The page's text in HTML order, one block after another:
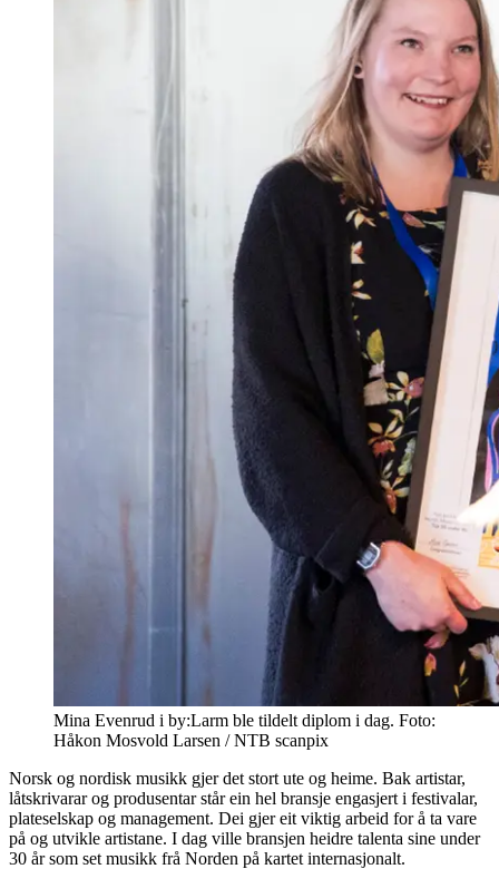
Mina Evenrud i by:Larm ble tildelt diplom i dag. Foto:
Håkon Mosvold Larsen / NTB scanpix
Norsk og nordisk musikk gjer det stort ute og heime. Bak artistar,
låtskrivarar og produsentar står ein hel bransje engasjert i festivalar,
plateselskap og management. Dei gjer eit viktig arbeid for å ta vare
på og utvikle artistane. I dag ville bransjen heidre talenta sine under
30 år som set musikk frå Norden på kartet internasjonalt.